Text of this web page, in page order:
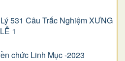
531 Câu Trắc Nghiệm XƯNG
1
chức Linh Mục -2023